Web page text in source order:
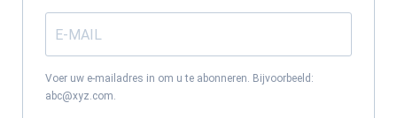
Voer uw e-mailadres in om u te abonneren. Bijvoorbeeld:
abc@xyz.com.